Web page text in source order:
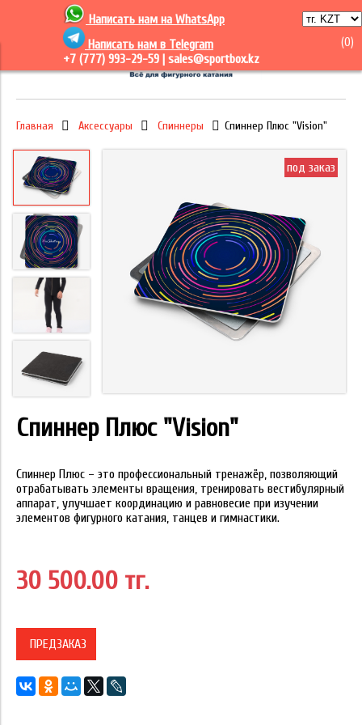
Написать нам на WhatsApp
Написать нам в Telegram
+7 (777) 993-29-59 | sales@sportbox.kz
(0)
Главная Аксессуары Спиннеры Спиннер Плюс "Vision"
под заказ
Спиннер Плюс "Vision"
Cпиннер Плюс – это профессиональный тренажёр, позволяющий
отрабатывать элементы вращения, тренировать вестибулярный
аппарат, улучшает координацию и равновесие при изучении
элементов фигурного катания, танцев и гимнастики.
30 500.00 тг.
ПРЕДЗАКАЗ